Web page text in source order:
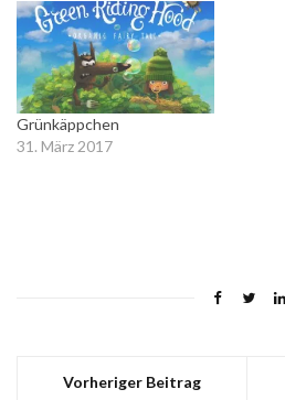
Grünkäppchen
31. März 2017
Vorheriger Beitrag